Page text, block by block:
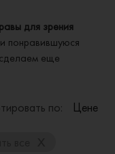
для зрения
понравившуюся
еще
по: Цене